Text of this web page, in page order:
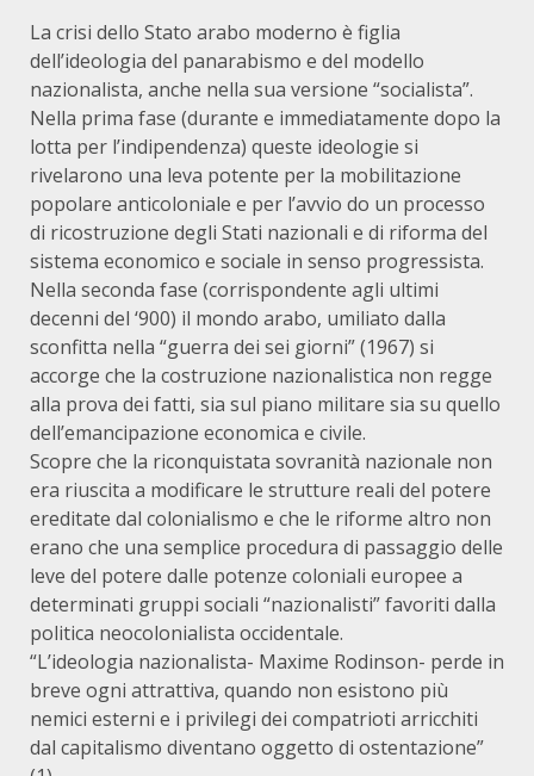
La crisi dello Stato arabo moderno è figlia
dell’ideologia del panarabismo e del modello
nazionalista, anche nella sua versione “socialista”.
Nella prima fase (durante e immediatamente dopo la
lotta per l’indipendenza) queste ideologie si
rivelarono una leva potente per la mobilitazione
popolare anticoloniale e per l’avvio do un processo
di ricostruzione degli Stati nazionali e di riforma del
sistema economico e sociale in senso progressista.
Nella seconda fase (corrispondente agli ultimi
decenni del ‘900) il mondo arabo, umiliato dalla
sconfitta nella “guerra dei sei giorni” (1967) si
accorge che la costruzione nazionalistica non regge
alla prova dei fatti, sia sul piano militare sia su quello
dell’emancipazione economica e civile.
Scopre che la riconquistata sovranità nazionale non
era riuscita a modificare le strutture reali del potere
ereditate dal colonialismo e che le riforme altro non
erano che una semplice procedura di passaggio delle
leve del potere dalle potenze coloniali europee a
determinati gruppi sociali “nazionalisti” favoriti dalla
politica neocolonialista occidentale.
“L’ideologia nazionalista- Maxime Rodinson- perde in
breve ogni attrattiva, quando non esistono più
nemici esterni e i privilegi dei compatrioti arricchiti
dal capitalismo diventano oggetto di ostentazione”